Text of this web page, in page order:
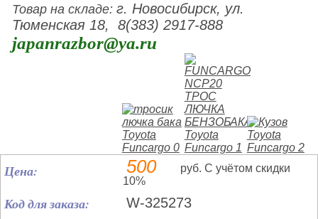
Товар на складе:г. Новосибирск, ул.
Тюменская 18, 8(383) 2917-888
japanrazbor@ya.ru
Цена: 500
руб. С учётом скидки
10%
Код для заказа: W-325273